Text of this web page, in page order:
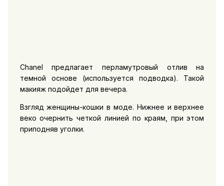
Chanel предлагает перламутровый отлив на
темной основе (используется подводка). Такой
макияж подойдет для вечера.
Взгляд женщины-кошки в моде. Нижнее и верхнее
веко очернить четкой линией по краям, при этом
приподняв уголки.